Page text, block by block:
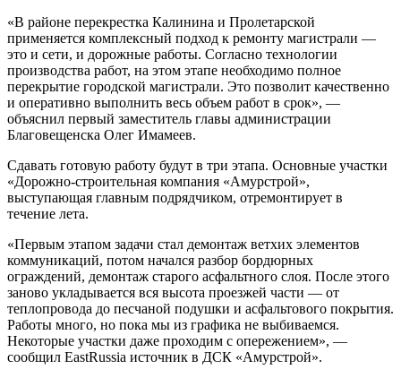
«В районе перекрестка Калинина и Пролетарской
применяется комплексный подход к ремонту магистрали —
это и сети, и дорожные работы. Согласно технологии
производства работ, на этом этапе необходимо полное
перекрытие городской магистрали. Это позволит качественно
и оперативно выполнить весь объем работ в срок», —
объяснил первый заместитель главы администрации
Благовещенска Олег Имамеев.
Сдавать готовую работу будут в три этапа. Основные участки
«Дорожно-строительная компания «Амурстрой»,
выступающая главным подрядчиком, отремонтирует в
течение лета.
«Первым этапом задачи стал демонтаж ветхих элементов
коммуникаций, потом начался разбор бордюрных
ограждений, демонтаж старого асфальтного слоя. После этого
заново укладывается вся высота проезжей части — от
теплопровода до песчаной подушки и асфальтового покрытия.
Работы много, но пока мы из графика не выбиваемся.
Некоторые участки даже проходим с опережением», —
сообщил EastRussia источник в ДСК «Амурстрой».